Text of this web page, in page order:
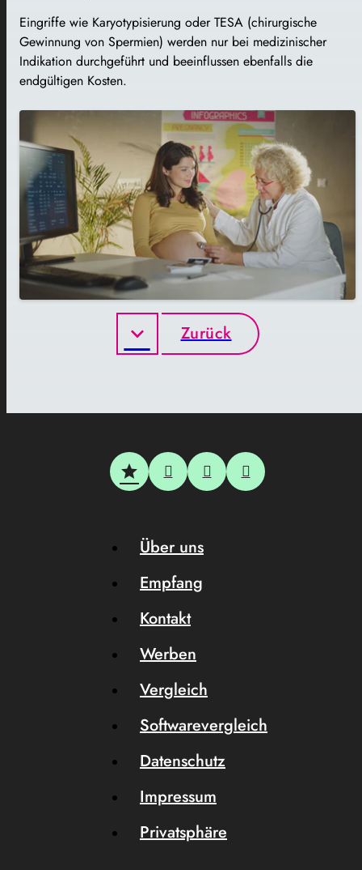
Eingriffe wie Karyotypisierung oder TESA (chirurgische
Gewinnung von Spermien) werden nur bei medizinischer
Indikation durchgeführt und beeinflussen ebenfalls die
endgültigen Kosten.
Zurück
Über uns
Empfang
Kontakt
Werben
Vergleich
Softwarevergleich
Datenschutz
Impressum
Privatsphäre